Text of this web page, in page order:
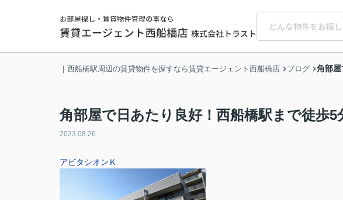
｜西船橋駅周辺の賃貸物件を探すなら賃貸エージェント西船橋店 ブログ 角部屋
角部屋で日あたり良好！西船橋駅まで徒歩5
2023.08.26
アビタシオンＫ